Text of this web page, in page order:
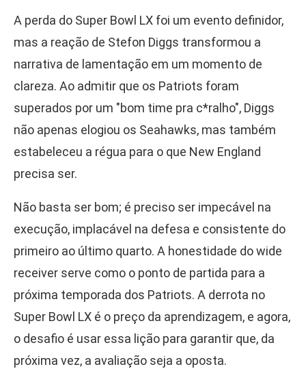
A perda do Super Bowl LX foi um evento definidor,
mas a reação de Stefon Diggs transformou a
narrativa de lamentação em um momento de
clareza. Ao admitir que os Patriots foram
superados por um "bom time pra c*ralho", Diggs
não apenas elogiou os Seahawks, mas também
estabeleceu a régua para o que New England
precisa ser.
Não basta ser bom; é preciso ser impecável na
execução, implacável na defesa e consistente do
primeiro ao último quarto. A honestidade do wide
receiver serve como o ponto de partida para a
próxima temporada dos Patriots. A derrota no
Super Bowl LX é o preço da aprendizagem, e agora,
o desafio é usar essa lição para garantir que, da
próxima vez, a avaliação seja a oposta.